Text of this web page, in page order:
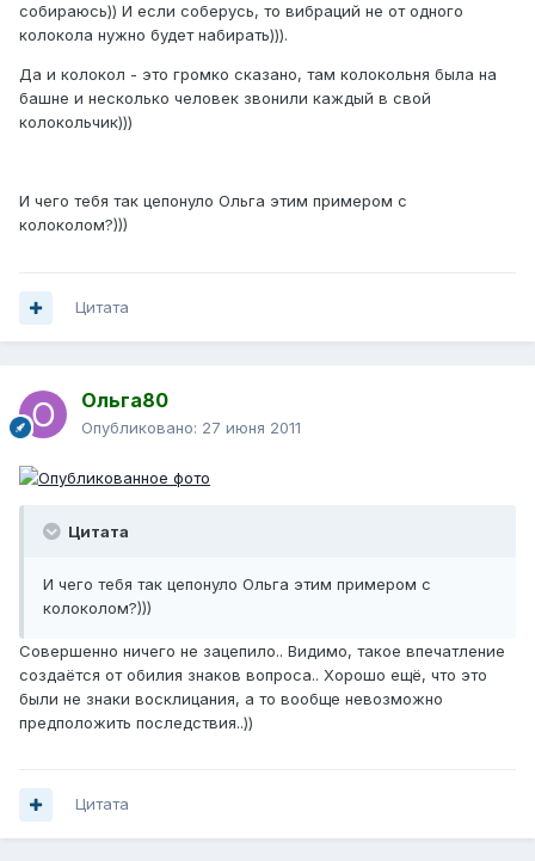
собираюсь)) И если соберусь, то вибраций не от одного
колокола нужно будет набирать))).
Да и колокол - это громко сказано, там колокольня была на
башне и несколько человек звонили каждый в свой
колокольчик)))
И чего тебя так цепонуло Ольга этим примером с
колоколом?)))
Цитата
Ольга80
Опубликовано: 27 июня 2011
Цитата
И чего тебя так цепонуло Ольга этим примером с
колоколом?)))
Совершенно ничего не зацепило.. Видимо, такое впечатление
создаётся от обилия знаков вопроса.. Хорошо ещё, что это
были не знаки восклицания, а то вообще невозможно
предположить последствия..))
Цитата